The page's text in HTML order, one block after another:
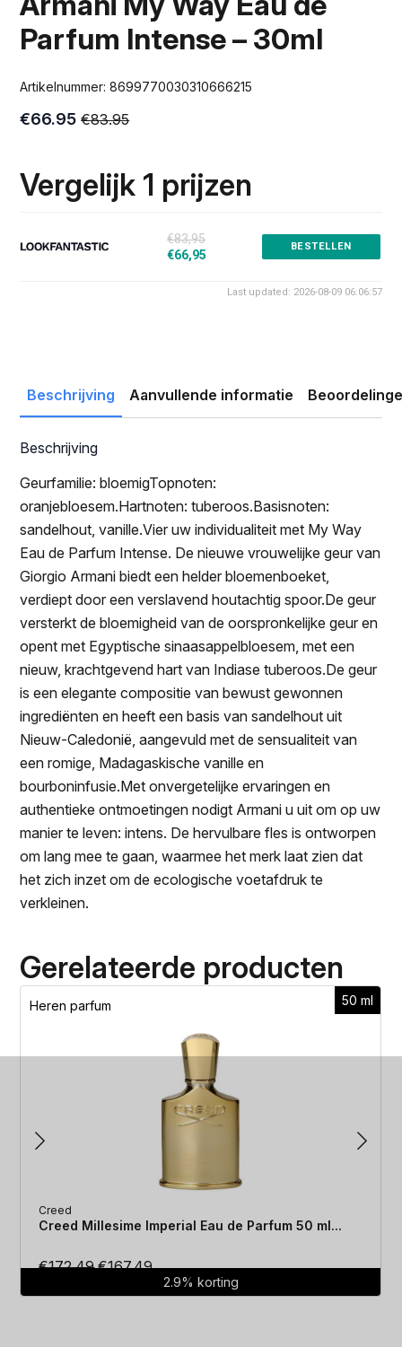
Parfum Intense – 30ml
Artikelnummer:8699770030310666215
€83.95
Oorspronkelijke
€83.95.
€66.95
Huidige
€66.95.
Vergelijk 1 prijzen
€83,95
€66,95
BESTELLEN
Last updated: 2026-08-09 06:06:57
Beschrijving Aanvullende informatie
Beschrijving
Geurfamilie: bloemigTopnoten:
oranjebloesem.Hartnoten: tuberoos.Basisnoten:
sandelhout, vanille.Vier uw individualiteit met My Way
Eau de Parfum Intense. De nieuwe vrouwelijke geur van
Giorgio Armani biedt een helder bloemenboeket,
verdiept door een verslavend houtachtig spoor.De geur
versterkt de bloemigheid van de oorspronkelijke geur en
opent met Egyptische sinaasappelbloesem, met een
nieuw, krachtgevend hart van Indiase tuberoos.De geur
is een elegante compositie van bewust gewonnen
ingrediënten en heeft een basis van sandelhout uit
Nieuw-Caledonië, aangevuld met de sensualiteit van
een romige, Madagaskische vanille en
bourboninfusie.Met onvergetelijke ervaringen en
authentieke ontmoetingen nodigt Armani u uit om op uw
manier te leven: intens. De hervulbare fles is ontworpen
om lang mee te gaan, waarmee het merk laat zien dat
het zich inzet om de ecologische voetafdruk te
verkleinen.
Gerelateerde producten
50 ml
Heren parfum
Creed
Creed Millesime Imperial Eau de Parfum 50 ml...
€172.49Oorspronkelijke
€167.49Huidige
prijs
2.9% korting